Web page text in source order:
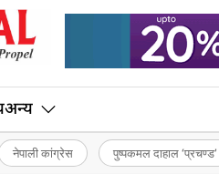
अन्य
नेपाली कांग्रेस पुष्पकमल दाहाल ‘प्रचण्ड’